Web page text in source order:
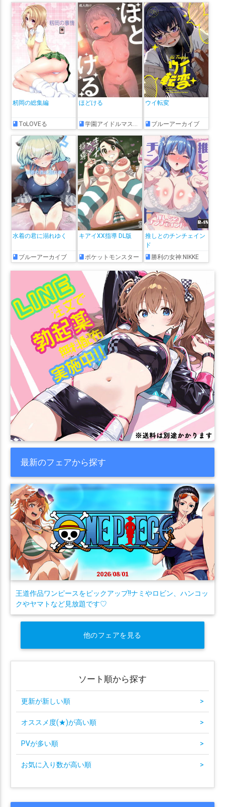
籾岡の総集編
ToLOVEる
ほどける
学園アイドルマスター
ウイ転変
ブルーアーカイブ
水着の君に溺れゆく
ブルーアーカイブ
キアイXX指導 DL版
ポケットモンスター
推しとのチンチェイン
ド
勝利の女神:NIKKE
最新のフェアから探す
王道作品ワンピースをピックアップ!!ナミやロビン、ハンコッ
クやヤマトなど見放題です♡
他のフェアを見る
ソート順から探す
更新が新しい順 >
オススメ度(★)が高い順 >
PVが多い順 >
お気に入り数が高い順 >